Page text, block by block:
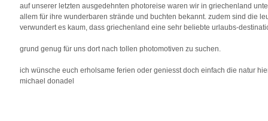
auf unserer letzten ausgedehnten photoreise waren wir in griechenland
allem für ihre wunderbaren strände und buchten bekannt. zudem sind die
verwundert es kaum, dass griechenland eine sehr beliebte urlaubs-
grund genug für uns dort nach tollen photomotiven zu suchen.
ich wünsche euch erholsame ferien oder geniesst doch einfach die natur
michael donadel